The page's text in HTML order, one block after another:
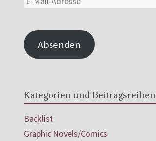
Absenden
Kategorien und Beitragsreihen
Backlist
Graphic Novels/Comics